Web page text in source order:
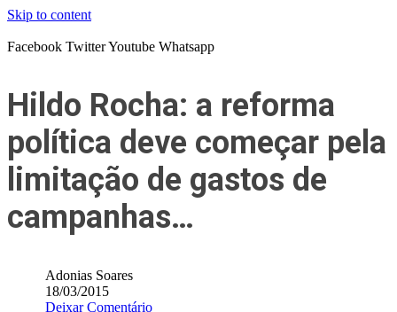
Skip to content
Facebook TwitterYoutube Whatsapp
Hildo Rocha: a reforma
política deve começar pela
limitação de gastos de
campanhas…
Adonias Soares
18/03/2015
Deixar Comentário